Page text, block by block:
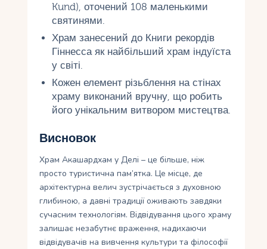
Kund), оточений 108 маленькими
святинями.
Храм занесений до Книги рекордів
Гіннесса як найбільший храм індуїста
у світі.
Кожен елемент різьблення на стінах
храму виконаний вручну, що робить
його унікальним витвором мистецтва.
Висновок
Храм Акашардхам у Делі – це більше, ніж
просто туристична пам’ятка. Це місце, де
архітектурна велич зустрічається з духовною
глибиною, а давні традиції оживають завдяки
сучасним технологіям. Відвідування цього храму
залишає незабутнє враження, надихаючи
відвідувачів на вивчення культури та філософії